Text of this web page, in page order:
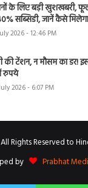
के लिए बड़ी खुशखबरी,
सब्सिडी, जानें कैसे
2026 - 12:46 PM
की टेंशन, न मौसम का डर!
रुपये
2026 - 6:07 PM
Rights Reserved to
by
Prabhat